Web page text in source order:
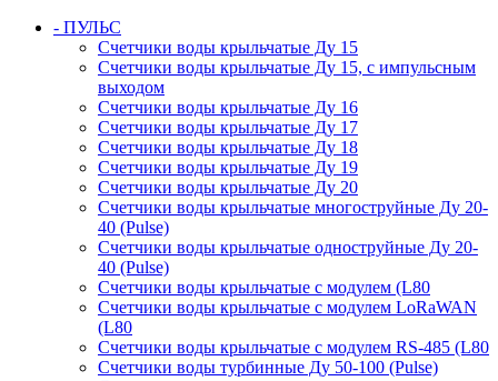
- ПУЛЬС
Счетчики воды крыльчатые Ду 15
Счетчики воды крыльчатые Ду 15, с импульсным
выходом
Счетчики воды крыльчатые Ду 16
Счетчики воды крыльчатые Ду 17
Счетчики воды крыльчатые Ду 18
Счетчики воды крыльчатые Ду 19
Счетчики воды крыльчатые Ду 20
Счетчики воды крыльчатые многоструйные Ду 20-
40 (Pulse)
Счетчики воды крыльчатые одноструйные Ду 20-
40 (Pulse)
Счетчики воды крыльчатые с модулем (L80
Счетчики воды крыльчатые с модулем LoRaWAN
(L80
Счетчики воды крыльчатые с модулем RS-485 (L80
Счетчики воды турбинные Ду 50-100 (Pulse)